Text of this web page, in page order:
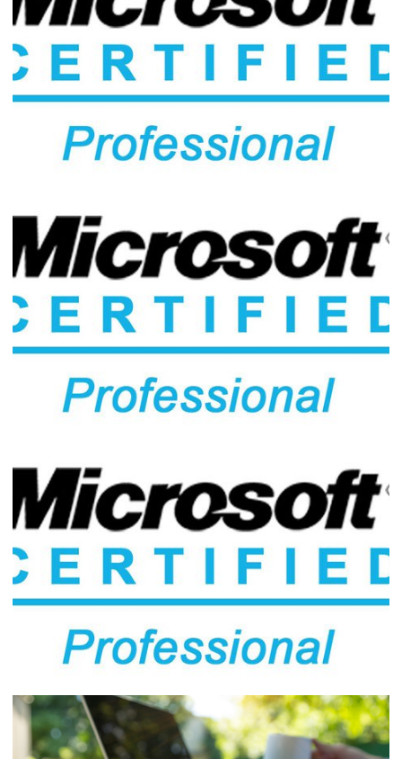
da prova de certificação DA-100 –
Analyzing Data with Microsoft Power BI
(beta)
17 de maio de 2020 8 min de leitura
fazer a prova em casa sem dor de cabeça
13 de maio de 2020 5 min de leitura
Prova de certificação AZ-900 DE GRAÇA e
provas beta de Azure, SQL Server e
Power BI com 80% de desconto